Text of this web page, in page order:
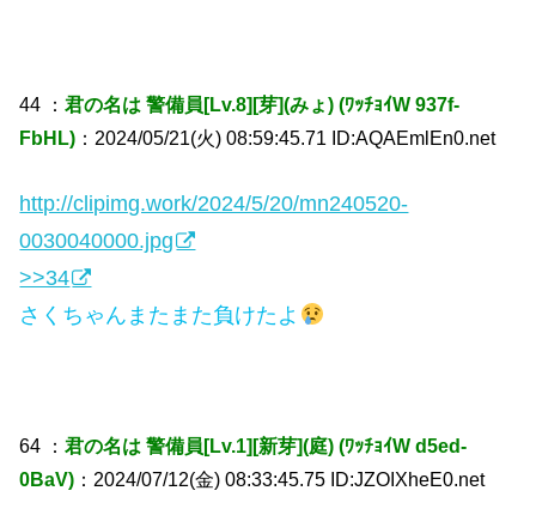
44 ：君の名は 警備員[Lv.8][芽](みょ) (ﾜｯﾁｮｲW 937f-
FbHL) ：2024/05/21(火) 08:59:45.71 ID:AQAEmlEn0.net
http://clipimg.work/2024/5/20/mn240520-
0030040000.jpg
>>34
さくちゃんまたまた負けたよ
64 ：君の名は 警備員[Lv.1][新芽](庭) (ﾜｯﾁｮｲW d5ed-
0BaV) ：2024/07/12(金) 08:33:45.75 ID:JZOIXheE0.net